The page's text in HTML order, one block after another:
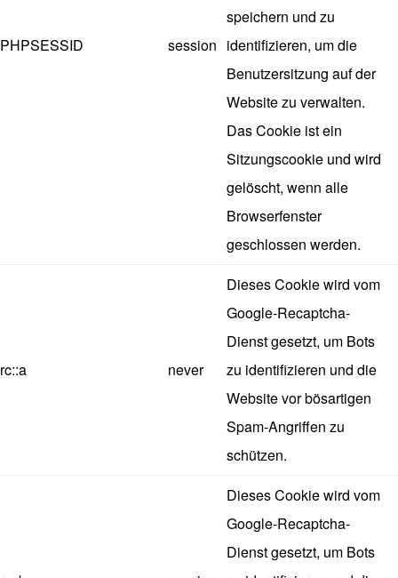
PHPSESSID session
speichern und zu
identifizieren, um die
Benutzersitzung auf der
Website zu verwalten.
Das Cookie ist ein
Sitzungscookie und wird
gelöscht, wenn alle
Browserfenster
geschlossen werden.
rc::a never
Dieses Cookie wird vom
Google-Recaptcha-
Dienst gesetzt, um Bots
zu identifizieren und die
Website vor bösartigen
Spam-Angriffen zu
schützen.
Dieses Cookie wird vom
Google-Recaptcha-
Dienst gesetzt, um Bots